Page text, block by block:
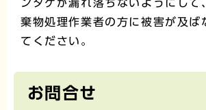
ンタケが漏れ落ちないようにして
棄物処理作業者の方に被害が及ば
てください。
お問合せ